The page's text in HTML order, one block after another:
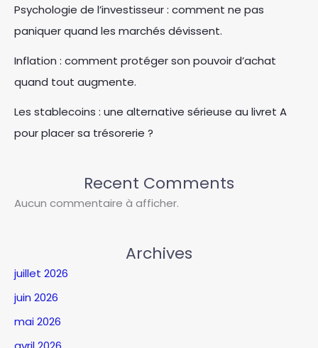
Psychologie de l’investisseur : comment ne pas
paniquer quand les marchés dévissent.
Inflation : comment protéger son pouvoir d’achat
quand tout augmente.
Les stablecoins : une alternative sérieuse au livret A
pour placer sa trésorerie ?
Recent Comments
Aucun commentaire à afficher.
Archives
juillet 2026
juin 2026
mai 2026